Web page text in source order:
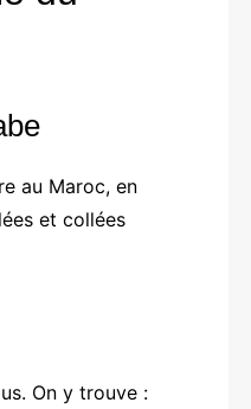
au Maroc, en
et collées
On y trouve :